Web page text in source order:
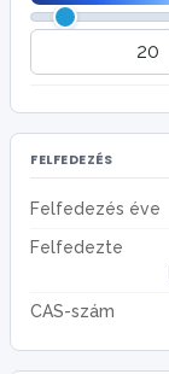
FELFEDEZÉS
Felfedezés éve
Felfedezte
CAS-szám